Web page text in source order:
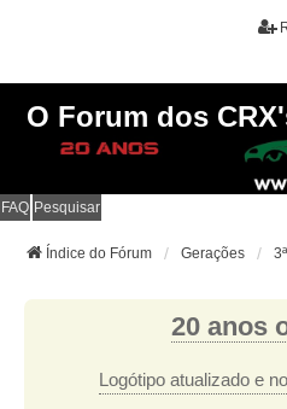
O Forum dos
FAQ Pesquisar
Índice do Fórum Gerações
20 anos
Logótipo atualizado e